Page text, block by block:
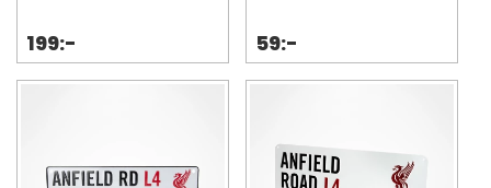
199:- 59:-